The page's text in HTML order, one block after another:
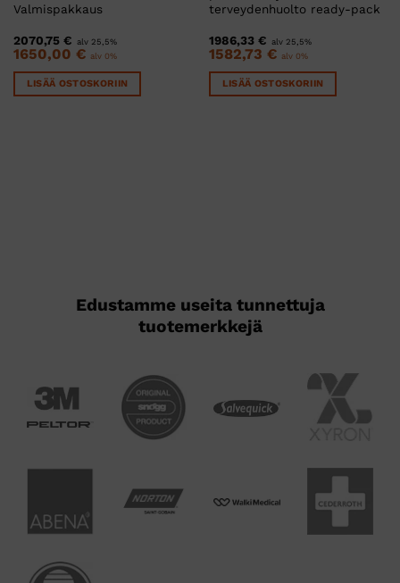
Valmispakkaus
2070,75 € alv 25,5%
1650,00 € alv 0%
LISÄÄ OSTOSKORIIN
terveydenhuolto ready-pack
1986,33 € alv 25,5%
1582,73 € alv 0%
LISÄÄ OSTOSKORIIN
Edustamme useita tunnettuja
tuotemerkkejä